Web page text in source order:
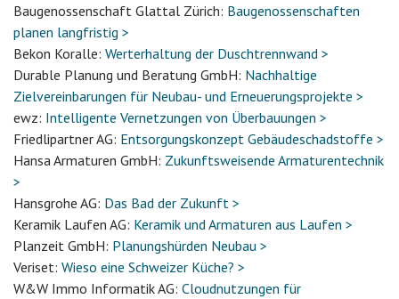
Baugenossenschaft Glattal Zürich: Baugenossenschaften
planen langfristig >
Bekon Koralle: Werterhaltung der Duschtrennwand >
Durable Planung und Beratung GmbH: Nachhaltige
Zielvereinbarungen für Neubau- und Erneuerungsprojekte >
ewz: Intelligente Vernetzungen von Überbauungen >
Friedlipartner AG: Entsorgungskonzept Gebäudeschadstoffe >
Hansa Armaturen GmbH: Zukunftsweisende Armaturentechnik
>
Hansgrohe AG: Das Bad der Zukunft >
Keramik Laufen AG: Keramik und Armaturen aus Laufen >
Planzeit GmbH: Planungshürden Neubau >
Veriset: Wieso eine Schweizer Küche? >
W&W Immo Informatik AG: Cloudnutzungen für